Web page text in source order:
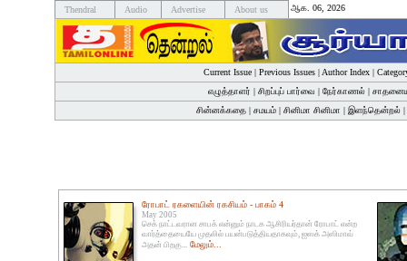
Thendral Audio Advertise About us ஆக. 06, 2026
Current Issue| Previous Issues| Author Index|
எழுத்தாளர் | சிறப்புப் பார்வை | நேர்காணல் |
சின்னக்கதை | சமயம் | சினிமா சினிமா | இளந்தென்றல் |
ரோபாட் ரகளையின் ரகசியம் - பாகம் 4
May 2005
செக் நாட்டவரான சாபக் என்னும் நாடக ஆசிரியர்தான் ரோபாட் என்ற
வார்த்தையையே முதலில் பயன்படுத்தியதாகவும், ஐஸக் அஸிமாவ்
அதன் பிறகு... மேலும்...